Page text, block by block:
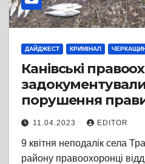
ДАЙДЖЕСТ КРИМІНАЛ
Канівські
порушення
Речові докази
11.04.2023 EDITOR
9 квітня неподалік села
району правоохоронці